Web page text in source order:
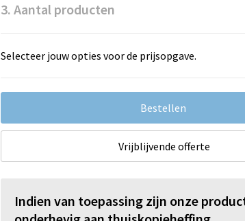
3. Aantal producten
Selecteer jouw opties voor de prijsopgave.
Bestellen
Vrijblijvende offerte
Indien van toepassing zijn onze